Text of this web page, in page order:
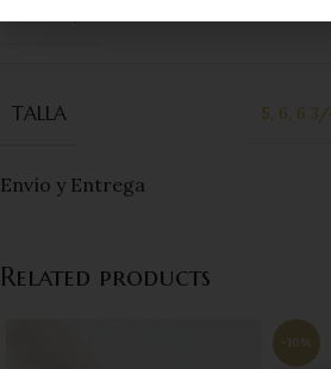
TALLA 5, 6, 6 3/
Envío y Entrega
Related products
-10%